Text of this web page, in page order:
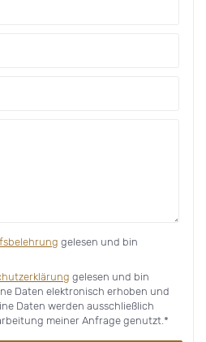
gelesen und bin
gelesen und bin
Daten elektronisch erhoben und
Daten werden ausschließlich
meiner Anfrage genutzt.*